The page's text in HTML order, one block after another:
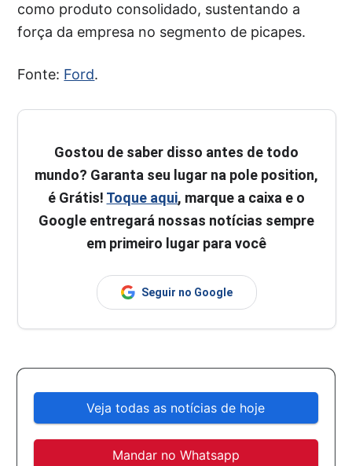
como produto consolidado, sustentando a
força da empresa no segmento de picapes.
Fonte: Ford.
Gostou de saber disso antes de todo
mundo? Garanta seu lugar na pole position,
é Grátis! Toque aqui, marque a caixa e o
Google entregará nossas notícias sempre
em primeiro lugar para você
Seguir no Google
Veja todas as notícias de hoje
Mandar no Whatsapp